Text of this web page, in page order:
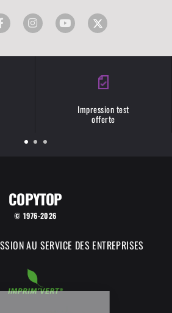
Impression test
offerte
COPYTOP
© 1976-2026
AU SERVICE DES ENTREPRISES